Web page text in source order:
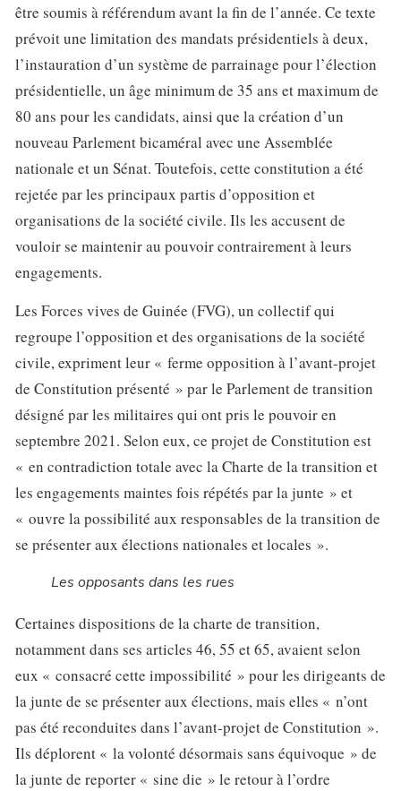
être soumis à référendum avant la fin de l’année. Ce texte
prévoit une limitation des mandats présidentiels à deux,
l’instauration d’un système de parrainage pour l’élection
présidentielle, un âge minimum de 35 ans et maximum de
80 ans pour les candidats, ainsi que la création d’un
nouveau Parlement bicaméral avec une Assemblée
nationale et un Sénat. Toutefois, cette constitution a été
rejetée par les principaux partis d’opposition et
organisations de la société civile. Ils les accusent de
vouloir se maintenir au pouvoir contrairement à leurs
engagements.
Les Forces vives de Guinée (FVG), un collectif qui
regroupe l’opposition et des organisations de la société
civile, expriment leur « ferme opposition à l’avant-projet
de Constitution présenté » par le Parlement de transition
désigné par les militaires qui ont pris le pouvoir en
septembre 2021. Selon eux, ce projet de Constitution est
« en contradiction totale avec la Charte de la transition et
les engagements maintes fois répétés par la junte » et
« ouvre la possibilité aux responsables de la transition de
se présenter aux élections nationales et locales ».
Les opposants dans les rues
Certaines dispositions de la charte de transition,
notamment dans ses articles 46, 55 et 65, avaient selon
eux « consacré cette impossibilité » pour les dirigeants de
la junte de se présenter aux élections, mais elles « n’ont
pas été reconduites dans l’avant-projet de Constitution ».
Ils déplorent « la volonté désormais sans équivoque » de
la junte de reporter « sine die » le retour à l’ordre